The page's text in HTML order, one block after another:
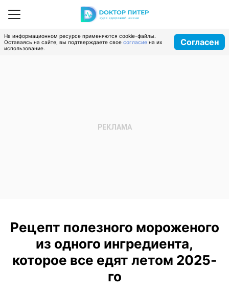
На информационном ресурсе применяются cookie-файлы.
Оставаясь на сайте, вы подтверждаете свое согласие на их
использование.
Согласен
Рецепт полезного мороженого
из одного ингредиента,
которое все едят летом 2025-
го